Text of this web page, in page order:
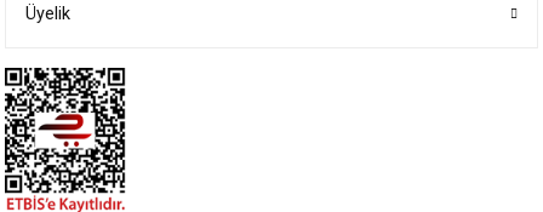
Ürün bilgilerinde hatalar bulunuyor.
Bu ürüne benzer farklı alternatifler olmalı.
Üyelik